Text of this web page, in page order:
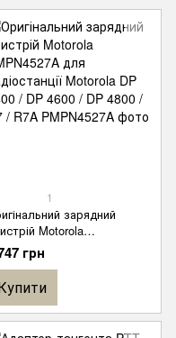
1
зарядний
Motorola
для радіостанції
DP 4400 / DP 4600 /
4800 / R7 / R7A
грн